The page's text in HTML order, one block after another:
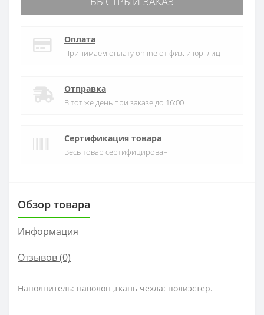
Оплата
Принимаем оплату online от физ. и юр. лиц
Отправка
В тот же день при заказе до 16:00
Сертификация товара
Весь товар сертифицирован
Обзор товара
Информация
Отзывов (0)
Наполнитель: наволон ,ткань чехла: полиэстер.